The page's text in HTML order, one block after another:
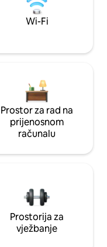
Wi-Fi
Prostor za rad na
prijenosnom
računalu
Prostorija za
vježbanje